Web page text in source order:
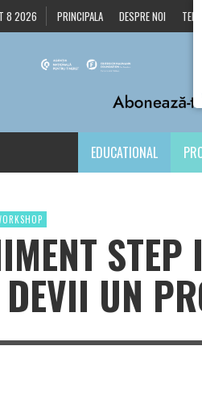
8 2026 PRINCIPALA DESPRE NOI
EDUCATIONAL
UN